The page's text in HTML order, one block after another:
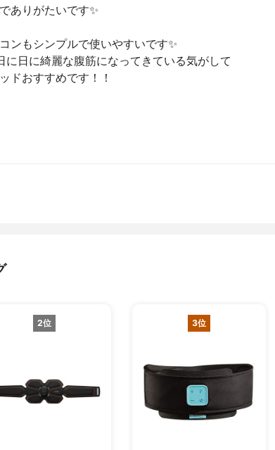
ありがたいです✨
ンもシンプルで使いやすいです✨
日に綺麗な腹筋になってきている気がして
ドおすすめです！！
2位 3位